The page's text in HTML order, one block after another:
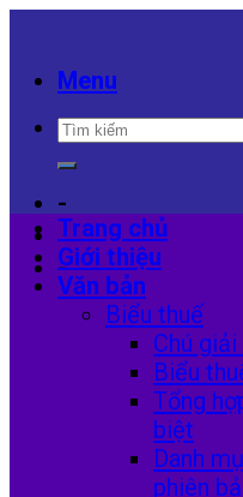
contentMenu
-
-
Trang chủ
Giới thiệu
Văn bản
Biểu thuế
Chú
Biểu
Tổng
biệt
Danh
phiên